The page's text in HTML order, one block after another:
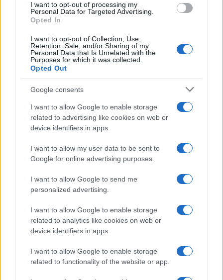
consent section.
I want to opt-out of processing my
Personal Data for Targeted Advertising.
Opted In
I want to opt-out of Collection, Use,
Retention, Sale, and/or Sharing of my
Personal Data that Is Unrelated with the
Purposes for which it was collected.
Opted Out
Google consents
I want to allow Google to enable storage
related to advertising like cookies on web or
device identifiers in apps.
I want to allow my user data to be sent to
Google for online advertising purposes.
I want to allow Google to send me
personalized advertising.
I want to allow Google to enable storage
related to analytics like cookies on web or
device identifiers in apps.
I want to allow Google to enable storage
related to functionality of the website or app.